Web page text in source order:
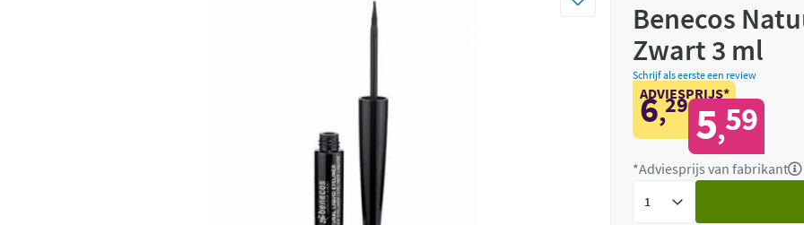
Benecos
Zwart 3 ml
Schrijf als eerste een review
ADVIESPRIJS*
6,29 5,59
*Adviesprijs van fabrikant